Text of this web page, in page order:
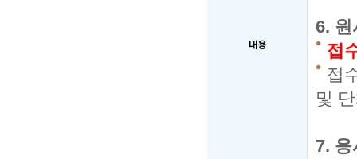
내용
6.
접
접
및
7. 응